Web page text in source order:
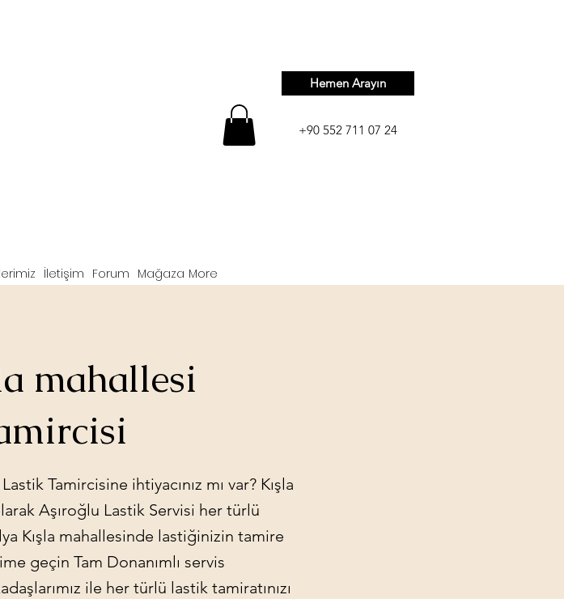
İletişim Forum Mağaza More
Hemen Arayın
+90 552 711 07 24
mahallesi
Tamircisine ihtiyacınız mı var? Kışla
Aşıroğlu Lastik Servisi her türlü
Kışla mahallesinde lastiğinizin tamire
geçin Tam Donanımlı servis
ile her türlü lastik tamiratınızı